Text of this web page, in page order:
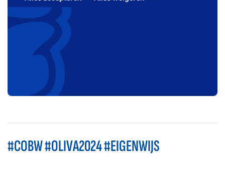
#COBW #OLIVA2024 #EIGENWIJS